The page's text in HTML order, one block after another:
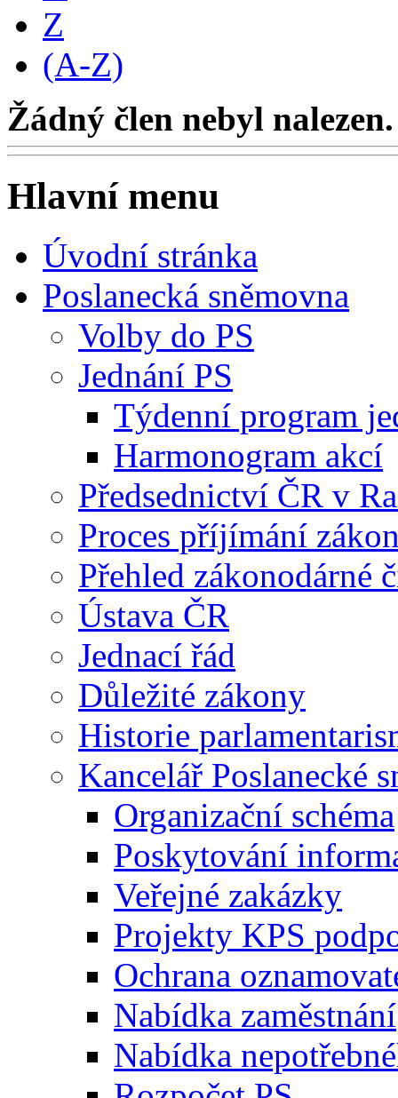
Z
(A-Z)
Žádný člen nebyl nalezen.
Hlavní menu
Úvodní stránka
Poslanecká sněmovna
Volby do PS
Jednání PS
Týdenní program
Harmonogram akcí
Předsednictví ČR v
Proces příjímání
Přehled zákonodárné
Ústava ČR
Jednací řád
Důležité zákony
Historie
Kancelář Poslanecké
Organizační schéma
Poskytování
Veřejné zakázky
Projekty KPS
Ochrana
Nabídka zaměstnání
Nabídka